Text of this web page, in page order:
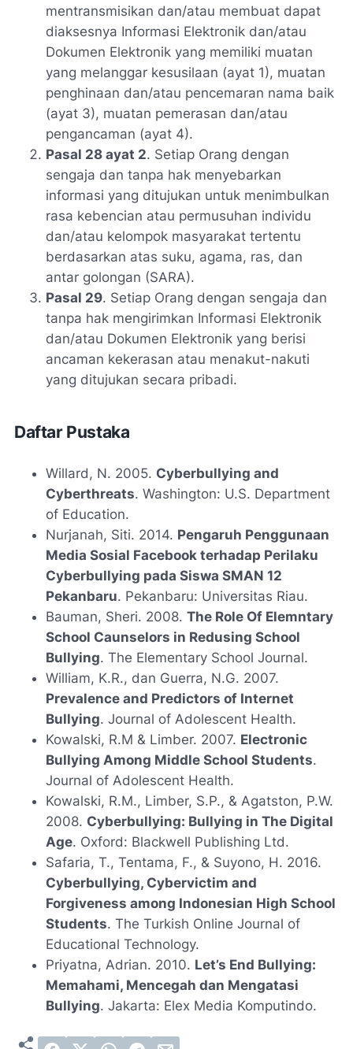
mentransmisikan dan/atau membuat dapat
diaksesnya Informasi Elektronik dan/atau
Dokumen Elektronik yang memiliki muatan
yang melanggar kesusilaan (ayat 1), muatan
penghinaan dan/atau pencemaran nama baik
(ayat 3), muatan pemerasan dan/atau
pengancaman (ayat 4).
Pasal 28 ayat 2. Setiap Orang dengan
sengaja dan tanpa hak menyebarkan
informasi yang ditujukan untuk menimbulkan
rasa kebencian atau permusuhan individu
dan/atau kelompok masyarakat tertentu
berdasarkan atas suku, agama, ras, dan
antar golongan (SARA).
Pasal 29. Setiap Orang dengan sengaja dan
tanpa hak mengirimkan Informasi Elektronik
dan/atau Dokumen Elektronik yang berisi
ancaman kekerasan atau menakut-nakuti
yang ditujukan secara pribadi.
Daftar Pustaka
Willard, N. 2005. Cyberbullying and
Cyberthreats. Washington: U.S. Department
of Education.
Nurjanah, Siti. 2014. Pengaruh Penggunaan
Media Sosial Facebook terhadap Perilaku
Cyberbullying pada Siswa SMAN 12
Pekanbaru. Pekanbaru: Universitas Riau.
Bauman, Sheri. 2008. The Role Of Elemntary
School Caunselors in Redusing School
Bullying. The Elementary School Journal.
William, K.R., dan Guerra, N.G. 2007.
Prevalence and Predictors of Internet
Bullying. Journal of Adolescent Health.
Kowalski, R.M & Limber. 2007. Electronic
Bullying Among Middle School Students.
Journal of Adolescent Health.
Kowalski, R.M., Limber, S.P., & Agatston, P.W.
2008. Cyberbullying: Bullying in The Digital
Age. Oxford: Blackwell Publishing Ltd.
Safaria, T., Tentama, F., & Suyono, H. 2016.
Cyberbullying, Cybervictim and
Forgiveness among Indonesian High School
Students. The Turkish Online Journal of
Educational Technology.
Priyatna, Adrian. 2010. Let’s End Bullying:
Memahami, Mencegah dan Mengatasi
Bullying. Jakarta: Elex Media Komputindo.